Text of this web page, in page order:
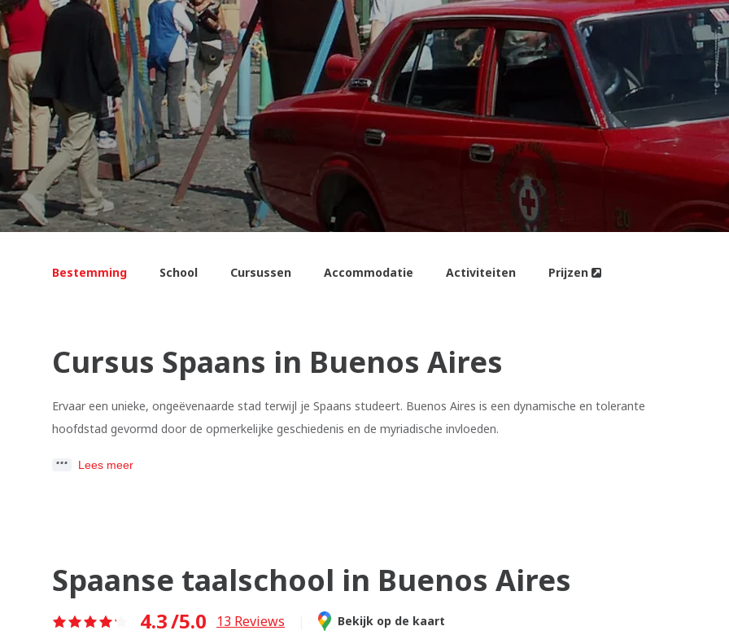
Bestemming School Cursussen Accommodatie Activiteiten Prijzen
Cursus Spaans in Buenos Aires
Ervaar een unieke, ongeëvenaarde stad terwijl je Spaans studeert. Buenos Aires is een dynamische en tolerante
hoofdstad gevormd door de opmerkelijke geschiedenis en de myriadische invloeden.
Lees meer
Spaanse taalschool in Buenos Aires
4.3/5.0 13 Reviews Bekijk op de kaart